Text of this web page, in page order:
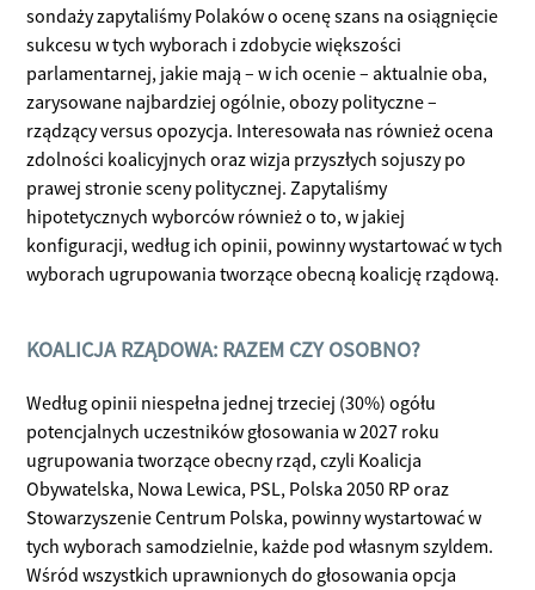
sondaży zapytaliśmy Polaków o ocenę szans na osiągnięcie
sukcesu w tych wyborach i zdobycie większości
parlamentarnej, jakie mają – w ich ocenie – aktualnie oba,
zarysowane najbardziej ogólnie, obozy polityczne –
rządzący versus opozycja. Interesowała nas również ocena
zdolności koalicyjnych oraz wizja przyszłych sojuszy po
prawej stronie sceny politycznej. Zapytaliśmy
hipotetycznych wyborców również o to, w jakiej
konfiguracji, według ich opinii, powinny wystartować w tych
wyborach ugrupowania tworzące obecną koalicję rządową.
KOALICJA RZĄDOWA: RAZEM CZY OSOBNO?
Według opinii niespełna jednej trzeciej (30%) ogółu
potencjalnych uczestników głosowania w 2027 roku
ugrupowania tworzące obecny rząd, czyli Koalicja
Obywatelska, Nowa Lewica, PSL, Polska 2050 RP oraz
Stowarzyszenie Centrum Polska, powinny wystartować w
tych wyborach samodzielnie, każde pod własnym szyldem.
Wśród wszystkich uprawnionych do głosowania opcja